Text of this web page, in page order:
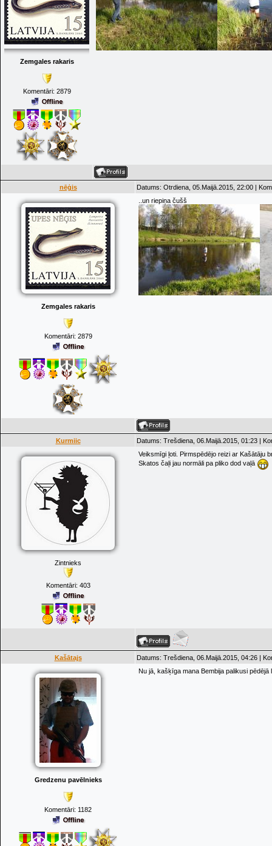
Zemgales rakaris
Komentāri: 2879
nēģis Datums: Otrdiena, 05.Maijā.2015, 22:00 |
Zemgales rakaris
Komentāri: 2879
..un riepiņa čušš
Kurmiic Datums: Trešdiena, 06.Maijā.2015, 01:23 |
Zintnieks
Komentāri: 403
Veiksmīgi ļoti. Pirmspēdējo reizi ar Kašātāju
Skatos čaļi jau normāli pa pliko dod vaļā
Kašātajs Datums: Trešdiena, 06.Maijā.2015, 04:26 |
Gredzenu pavēlnieks
Komentāri: 1182
Nu jā, kašķīga mana Bembija palikusi